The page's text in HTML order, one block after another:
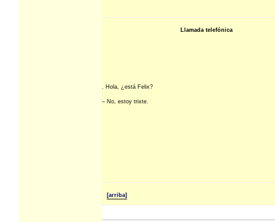
Llamada telefónica
. Hola, ¿está Felix?
– No, estoy trixte.
[arriba]